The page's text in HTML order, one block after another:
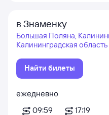
в Знаменку
Большая Поляна,
Калининградская область
Найти билеты
ежедневно
09:59
17:19